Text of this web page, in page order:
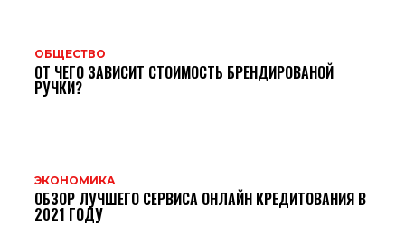
ОБЩЕСТВО
ОТ ЧЕГО ЗАВИСИТ СТОИМОСТЬ БРЕНДИРОВАНОЙ
РУЧКИ?
ЭКОНОМИКА
ОБЗОР ЛУЧШЕГО СЕРВИСА ОНЛАЙН КРЕДИТОВАНИЯ В
2021 ГОДУ